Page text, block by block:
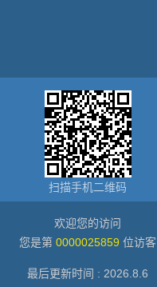
扫描手机二维码
欢迎您的访问
您是第 0000025859 位访客
最后更新时间 : 2026 8 6